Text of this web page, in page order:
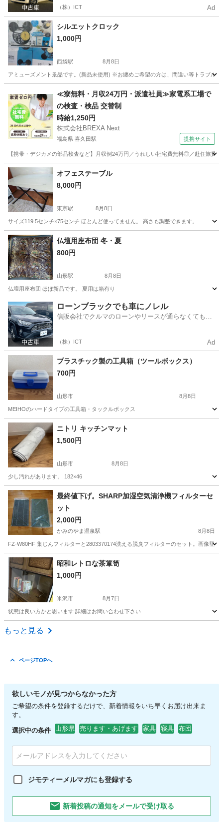
（株）ICT Ad
シルエットクロック
1,000円
西袋駅 8月8日
アミューズメント景品です。(新品未使用) ※お纏めご希望の方は、間違い等トラブル
西袋駅 時計 イオン
≪寮無料・月収24万円・派遣社員≫家電系工場で
の検査・検品 交替制
時給1,250円
株式会社BREXA Next
福島県 喜久田駅 提携サイト
【携帯・デジカメの部品検査など】月収例24万円／うれしい社宅費無料◎／赴任旅
福島 郡山市 その他
オフェステーブル
8,000円
東京駅 8月8日
サイズ119.5センチ×75センチ ほとんど使ってません。 高さも調整できます。
山形 長井市 東京駅 オフィス用家具
仏壇用座布団 冬・夏
800円
山形駅 8月8日
仏壇用座布団 ほぼ新品です。 夏用は箱有り
山形 山形市 山形駅 その他
ローンブラックでも車にノレル
信販会社でクルマのローンやリースが通らなくてもク
（株）ICT Ad
プラスチック製の工具箱（ツールボックス）
700円
山形市 8月8日
MEIHOのハードタイプの工具箱・タックルボックス
山形 山形市 収納家具
ニトリ キッチンマット
1,500円
山形市 8月8日
少し汚れがあります。 182×46
山形 山形市 カーペット/マット/ラグ マット
最終値下げ。SHARP加湿空気清浄機フィルターセ
ット
2,000円
かみのやま温泉駅 8月8日
FZ-W80HF 集じんフィルターと2803370174洗える脱臭フィルターのセット。画像登
山形 山形市 かみのやま温泉駅 家具
昭和レトロな茶箪笥
1,000円
米沢市 8月7日
状態は良い方かと思います 詳細はお問い合わせ下さい
山形 米沢市
もっと見る
ページTOPへ
欲しいモノが見つからなかった方
ご希望の条件を登録するだけで、新着情報をいち早くお届け出来ま
す。
選択中の条件 山形県 売ります・あげます 家具 寝具 布団
ジモティーメルマガにも登録する
新着投稿の通知をメールで受け取る